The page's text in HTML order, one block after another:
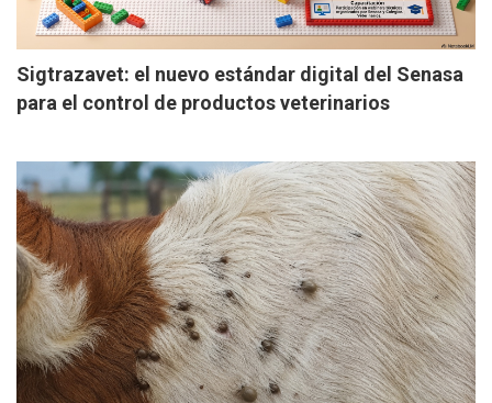
Sigtrazavet: el nuevo estándar digital del Senasa
para el control de productos veterinarios